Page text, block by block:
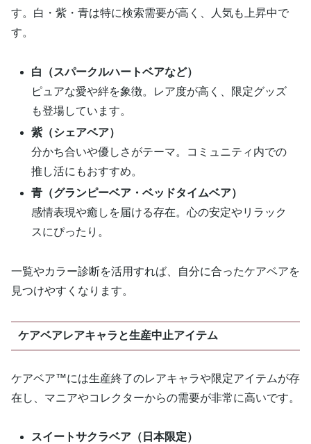
す。白・紫・青は特に検索需要が高く、人気も上昇中で
す。
白（スパークルハートベアなど）
ピュアな愛や絆を象徴。レア度が高く、限定グッズ
も登場しています。
紫（シェアベア）
分かち合いや優しさがテーマ。コミュニティ内での
推し活にもおすすめ。
青（グランピーベア・ベッドタイムベア）
感情表現や癒しを届ける存在。心の安定やリラック
スにぴったり。
一覧やカラー診断を活用すれば、自分に合ったケアベアを
見つけやすくなります。
ケアベアレアキャラと生産中止アイテム
ケアベア™には生産終了のレアキャラや限定アイテムが存
在し、マニアやコレクターからの需要が非常に高いです。
スイートサクラベア（日本限定）